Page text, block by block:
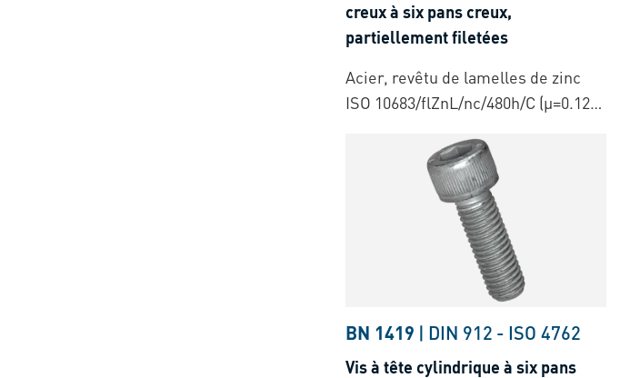
creux à six pans creux,
partiellement filetées
Acier, revêtu de lamelles de zinc
ISO 10683/flZnL/nc/480h/C (µ=0.12-
BN 1419 | DIN 912 - ISO 4762
Vis à tête cylindrique à six pans